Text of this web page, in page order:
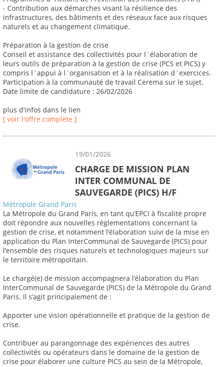
- Contribution aux démarches visant la résilience des
infrastructures, des bâtiments et des réseaux face aux risques
naturels et au changement climatique.
Préparation à la gestion de crise
Conseil et assistance des collectivités pour l`élaboration de
leurs outils de préparation à la gestion de crise (PCS et PICS) y
compris l`appui à l`organisation et à la réalisation d`exercices.
Participation à la communauté de travail Cerema sur le sujet.
Date limite de candidature : 26/02/2026
plus d'infos dans le lien
[ voir l'offre complète ]
19/01/2026
CHARGE DE MISSION PLAN
INTER COMMUNAL DE
SAUVEGARDE (PICS) H/F
Métropole Grand Paris
La Métropole du Grand Paris, en tant qu’EPCI à fiscalité propre
doit répondre aux nouvelles règlementations concernant la
gestion de crise, et notamment l’élaboration suivi de la mise en
application du Plan InterCommunal de Sauvegarde (PICS) pour
l’ensemble des risques naturels et technologiques majeurs sur
le territoire métropolitain.
Le chargé(e) de mission accompagnera l’élaboration du Plan
InterCommunal de Sauvegarde (PICS) de la Métropole du Grand
Paris. Il s’agit principalement de :
Apporter une vision opérationnelle et pratique de la gestion de
crise.
Contribuer au parangonnage des expériences des autres
collectivités ou opérateurs dans le domaine de la gestion de
crise pour élaborer une culture PICS au sein de la Métropole,